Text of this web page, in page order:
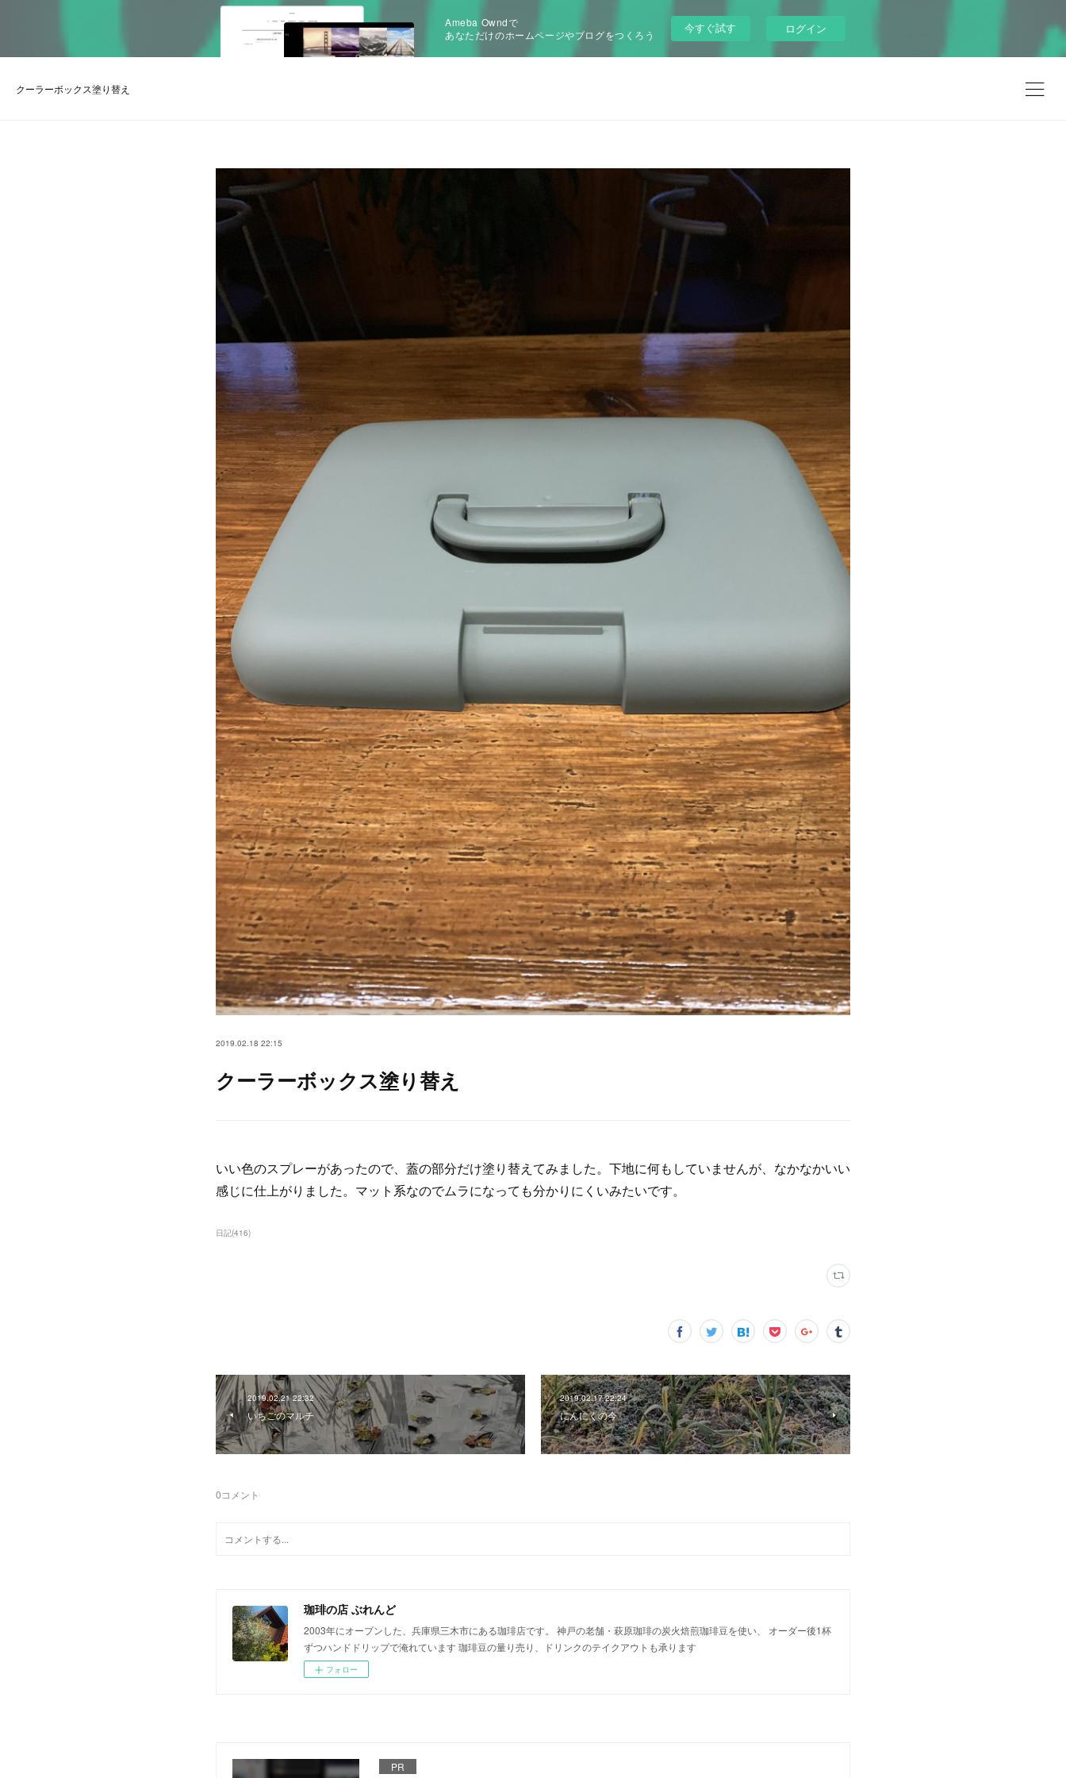
Ameba Owndで
あなただけのホームページやブログをつくろう
今すぐ試す ログイン
クーラーボックス塗り替え
2019.02.18 22:15
クーラーボックス塗り替え
いい色のスプレーがあったので、蓋の部分だけ塗り替えてみました。下地に何もしていませんが、なかなかいい
感じに仕上がりました。マット系なのでムラになっても分かりにくいみたいです。
日記(416)
2019.02.21 22:32
いちごのマルチ
2019.02.17 22:24
にんにくの今
0コメント
珈琲の店 ぶれんど
2003年にオープンした、兵庫県三木市にある珈琲店です。 神戸の老舗・萩原珈琲の炭火焙煎珈琲豆を使い、 オーダー後1杯
ずつハンドドリップで淹れています 珈琲豆の量り売り、ドリンクのテイクアウトも承ります
フォロー
PR